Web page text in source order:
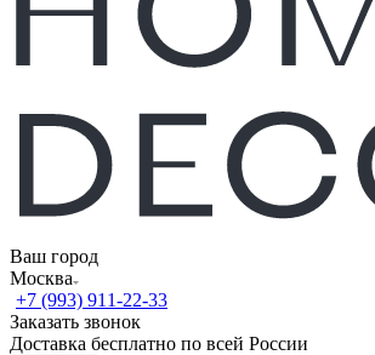
Ваш город
Москва
+7 (993) 911-22-33
Заказать звонок
Доставка бесплатно по всей России